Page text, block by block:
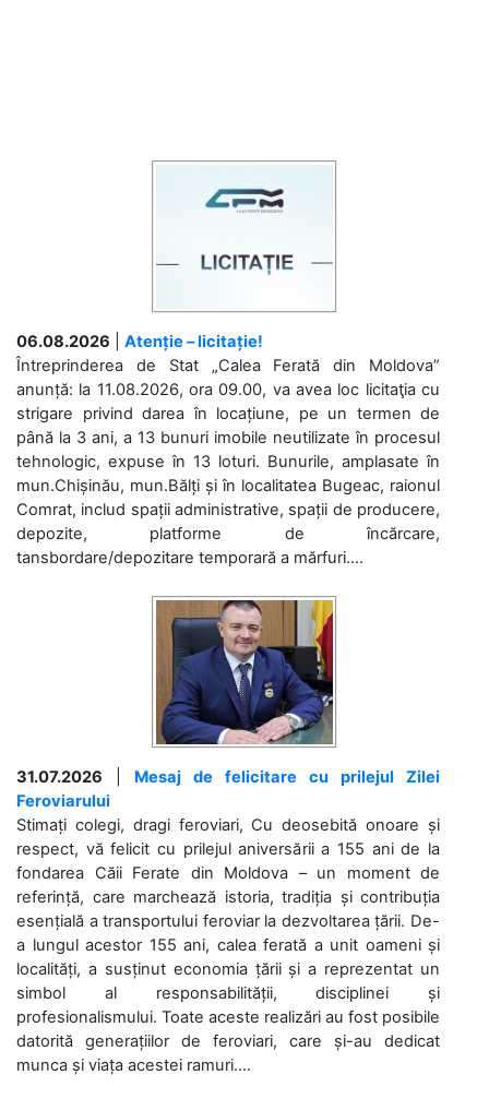
06.08.2026
Atenție – licitație!
Întreprinderea de Stat „Calea Ferată din Moldova”
anunță: la 11.08.2026, ora 09.00, va avea loc licitaţia cu
strigare privind darea în locațiune, pe un termen de
până la 3 ani, a 13 bunuri imobile neutilizate în procesul
tehnologic, expuse în 13 loturi. Bunurile, amplasate în
mun.Chișinău, mun.Bălți și în localitatea Bugeac, raionul
Comrat, includ spații administrative, spații de producere,
depozite, platforme de încărcare,
tansbordare/depozitare temporară a mărfuri....
31.07.2026
Mesaj de felicitare cu prilejul Zilei
Feroviarului
Stimați colegi, dragi feroviari, Cu deosebită onoare și
respect, vă felicit cu prilejul aniversării a 155 ani de la
fondarea Căii Ferate din Moldova – un moment de
referință, care marchează istoria, tradiția și contribuția
esențială a transportului feroviar la dezvoltarea țării. De-
a lungul acestor 155 ani, calea ferată a unit oameni și
localități, a susținut economia țării și a reprezentat un
simbol al responsabilității, disciplinei și
profesionalismului. Toate aceste realizări au fost posibile
datorită generațiilor de feroviari, care și-au dedicat
munca și viața acestei ramuri....